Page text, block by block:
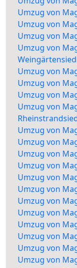
Umzug von
Umzug von
Umzug von
Umzug von
Umzug von
Umzug von
Umzug von
Umzug von
Umzug von
Umzug von
Umzug von
Umzug von
Umzug von
Umzug von
Umzug von
Umzug von
Umzug von
Umzug von
Umzug von
Umzug von